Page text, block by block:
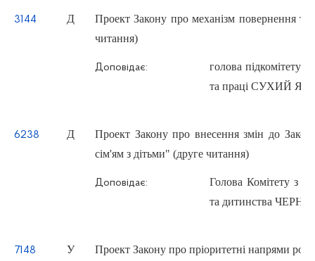
3144 Д
Проект Закону про механізм повернення
читання)
Доповідає:
голова підкомітету
та праці СУХИЙ
6238 Д
Проект Закону про внесення змін до
сім'ям з дітьми" (друге читання)
Доповідає:
Голова Комітету з
та дитинства
7148 У Проект Закону про пріоритетні напрями